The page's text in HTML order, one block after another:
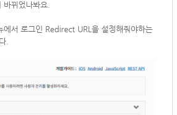
바뀌었나봐요.
에서 로그인 Redirect URL을 설정해줘야하는
.